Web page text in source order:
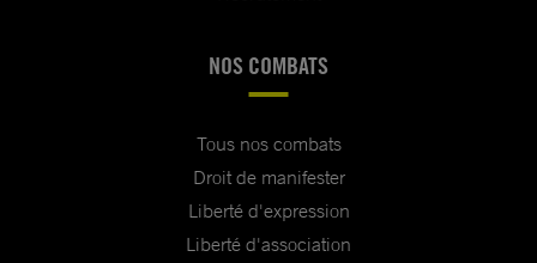
NOS COMBATS
Tous nos combats
Droit de manifester
Liberté d'expression
Liberté d'association